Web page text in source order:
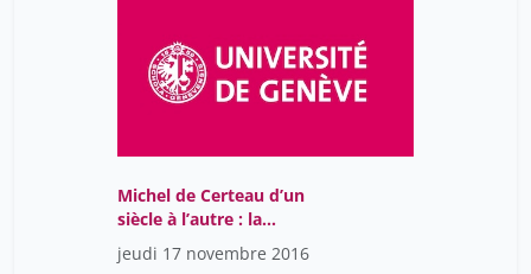
Zerva Maria
Zürcher Boris
feneuil anthony
jaccard jean-philippe
maulini olivier
Michel de Certeau d’un
siècle à l’autre : la
mystique, langue de la
crise.
jeudi 17 novembre 2016